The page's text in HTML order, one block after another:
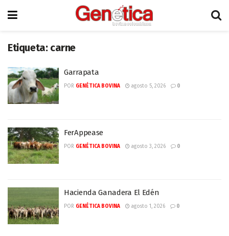
Etiqueta: carne
Garrapata
POR GENÉTICA BOVINA agosto 5, 2026 0
FerAppease
POR GENÉTICA BOVINA agosto 3, 2026 0
Hacienda Ganadera El Edén
POR GENÉTICA BOVINA agosto 1, 2026 0